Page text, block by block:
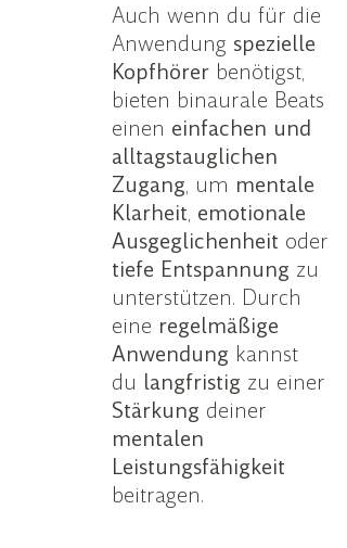
Auch wenn du für die
Anwendung spezielle
Kopfhörerbenötigst,
bieten binaurale Beats
einen einfachen und
alltagstauglichen
Zugang, um mentale
Klarheit, emotionale
Ausgeglichenheit oder
tiefe Entspannung zu
unterstützen. Durch
eine regelmäßige
Anwendung kannst
du langfristig zu einer
Stärkung deiner
mentalen
Leistungsfähigkeit
beitragen.